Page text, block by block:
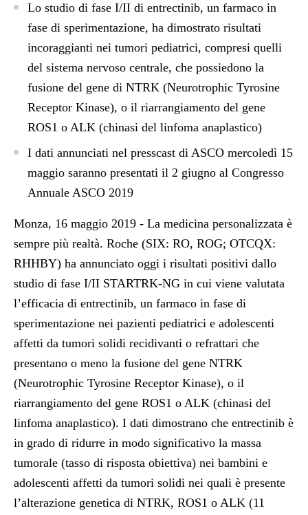
Lo studio di fase I/II di entrectinib, un farmaco in
fase di sperimentazione, ha dimostrato risultati
incoraggianti nei tumori pediatrici, compresi quelli
del sistema nervoso centrale, che possiedono la
fusione del gene di NTRK (Neurotrophic Tyrosine
Receptor Kinase), o il riarrangiamento del gene
ROS1 o ALK (chinasi del linfoma anaplastico)
I dati annunciati nel presscast di ASCO mercoledì 15
maggio saranno presentati il 2 giugno al Congresso
Annuale ASCO 2019
Monza, 16 maggio 2019 - La medicina personalizzata è
sempre più realtà. Roche (SIX: RO, ROG; OTCQX:
RHHBY) ha annunciato oggi i risultati positivi dallo
studio di fase I/II STARTRK-NG in cui viene valutata
l’efficacia di entrectinib, un farmaco in fase di
sperimentazione nei pazienti pediatrici e adolescenti
affetti da tumori solidi recidivanti o refrattari che
presentano o meno la fusione del gene NTRK
(Neurotrophic Tyrosine Receptor Kinase), o il
riarrangiamento del gene ROS1 o ALK (chinasi del
linfoma anaplastico). I dati dimostrano che entrectinib è
in grado di ridurre in modo significativo la massa
tumorale (tasso di risposta obiettiva) nei bambini e
adolescenti affetti da tumori solidi nei quali è presente
l’alterazione genetica di NTRK, ROS1 o ALK (11